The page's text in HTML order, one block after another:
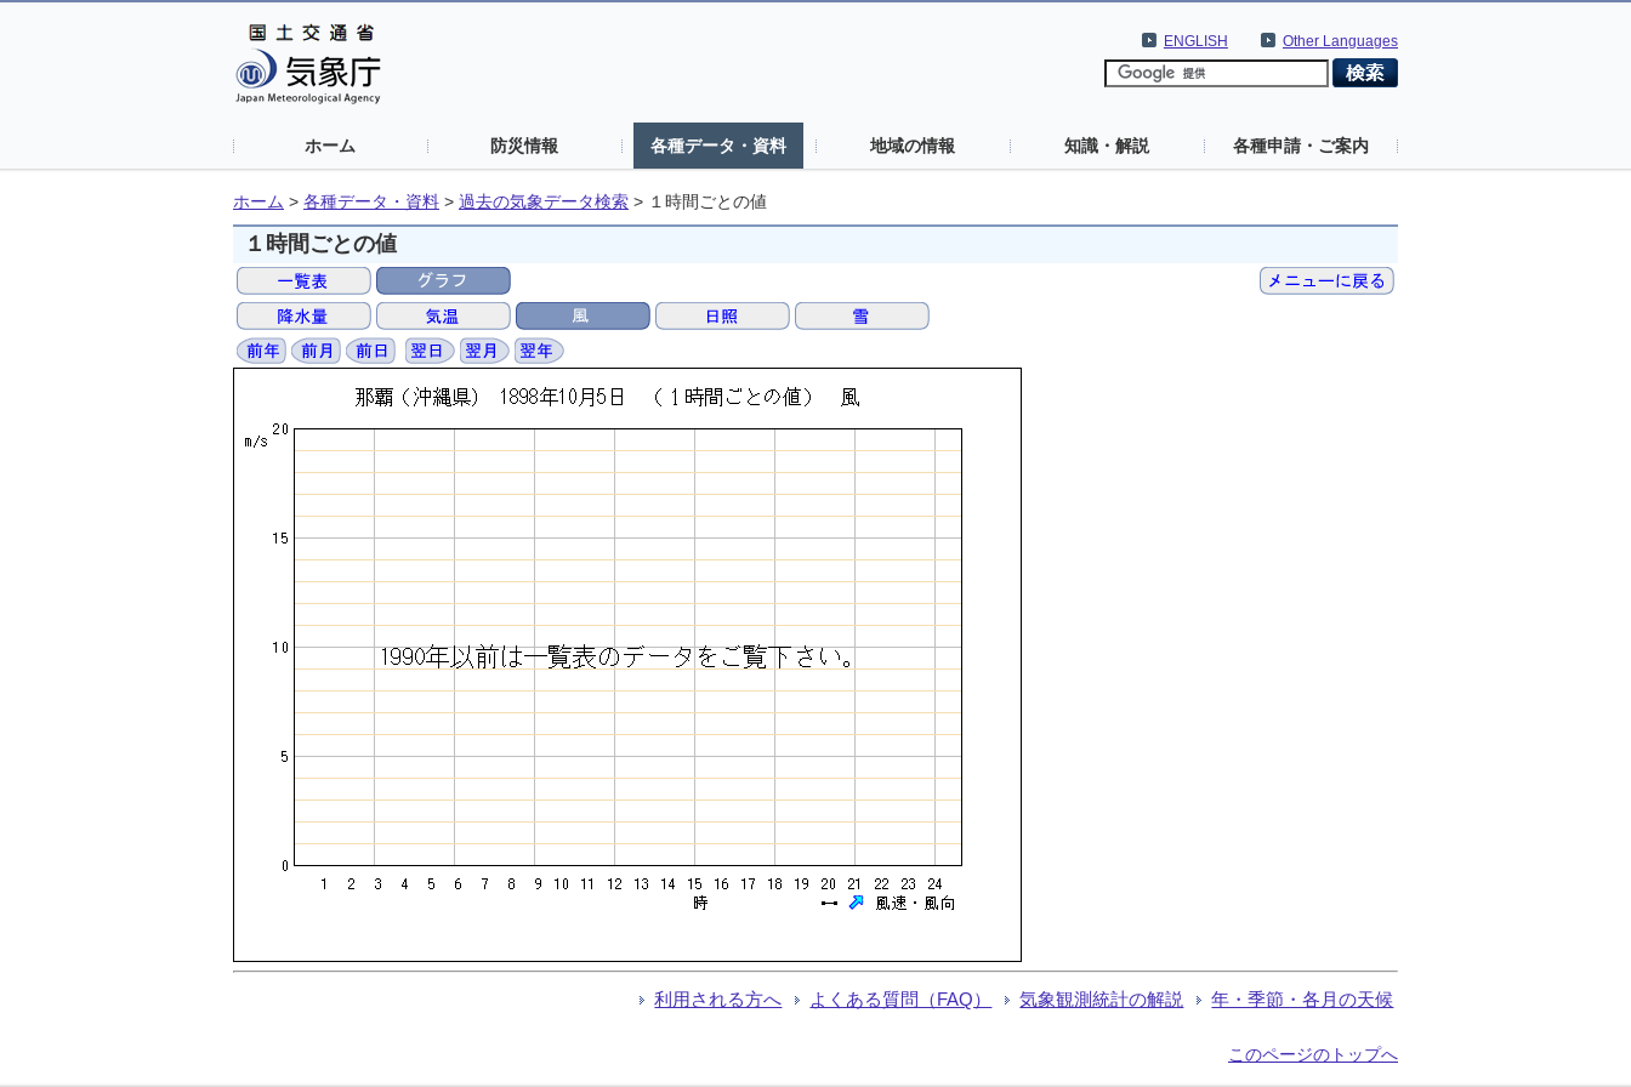
Other Languages
ENGLISH
ホーム 防災情報 各種データ・資料 地域の情報 知識・解説 各種申請・ご案内
ホーム > 各種データ・資料 > 過去の気象データ検索 > １時間ごとの値
１時間ごとの値
利用される方へ よくある質問（FAQ） 気象観測統計の解説 年・季節・各月の天候
このページのトップへ